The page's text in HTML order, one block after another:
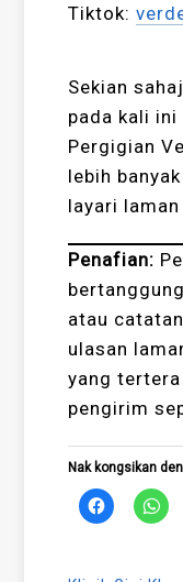
Tiktok:
Sekian
pada kali ini
Pergigian
lebih
layari
Penafian:
atau
ulasan
yang
pengirim
Nak kongsikan
Click
to
(Opens
to